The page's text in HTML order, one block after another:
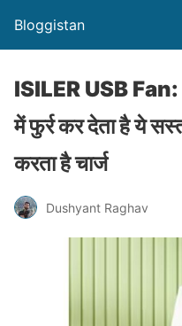
Bloggistan
ISILER USB Fan:
में फुर्र कर देता है ये
करता है चार्ज
Dushyant Raghav